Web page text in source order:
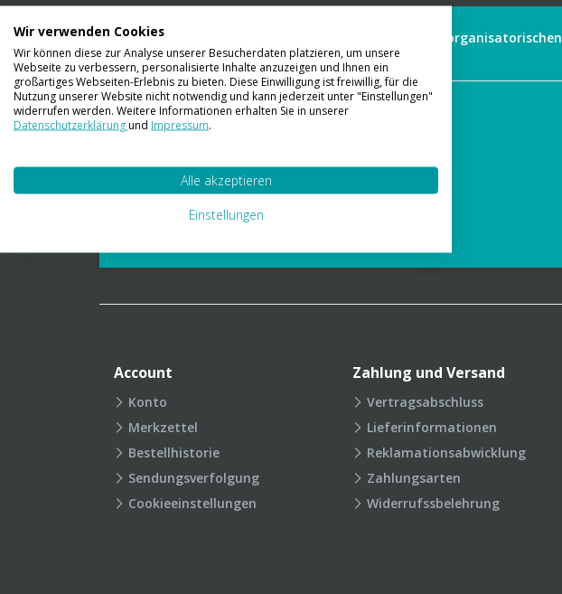
Wir liefern Ihnen Ihre Ware. Abholung ist leider aus organisatorischen
Gründen nicht möglich.
Kontaktieren Sie uns
01 23 06 03 888
info@transpak.at
Verpackungslexikon
Account
Konto
Merkzettel
Bestellhistorie
Sendungsverfolgung
Cookieeinstellungen
Zahlung und Versand
Vertragsabschluss
Lieferinformationen
Reklamationsabwicklung
Zahlungsarten
Widerrufssbelehrung
Wir verwenden Cookies
Wir können diese zur Analyse unserer Besucherdaten platzieren, um unsere
Webseite zu verbessern, personalisierte Inhalte anzuzeigen und Ihnen ein
großartiges Webseiten-Erlebnis zu bieten. Diese Einwilligung ist freiwillig, für die
Nutzung unserer Website nicht notwendig und kann jederzeit unter "Einstellungen"
widerrufen werden. Weitere Informationen erhalten Sie in unserer
Datenschutzerklärungund Impressum.
Alle akzeptieren
Einstellungen